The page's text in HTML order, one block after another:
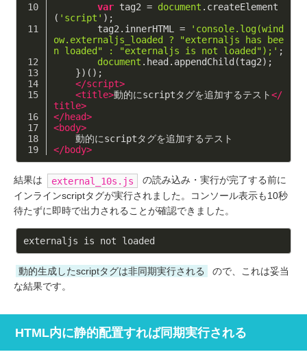
var tag2 = document .createElement
( 'script' );
        tag2.innerHTML =
'console.log(wind
ow.externaljs_loaded ? "externaljs has bee
n loaded" : "externaljs is not loaded");' ;
document .head.appendChild(tag2);
    })();
</script>
<title>動的にscriptタグを追加するテスト</
title>
</head>
<body>
    動的にscriptタグを追加するテスト
</body>
結果は external_10s.js
の読み込み・実行が完了する前に
インラインscriptタグが実行されました。コンソール表示も10秒
待たずに即時で出力されることが確認できました。
動的生成したscriptタグは非同期実行される
ので、これは妥当
な結果です。
HTML内に静的配置すれば同期実行される